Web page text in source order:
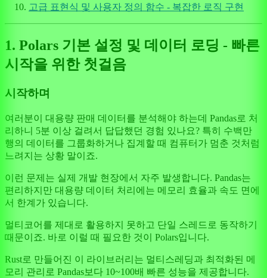
고급 표현식 및 사용자 정의 함수 - 복잡한 로직 구현
1. Polars 기본 설정 및 데이터 로딩 - 빠른
시작을 위한 첫걸음
시작하며
여러분이 대용량 판매 데이터를 분석해야 하는데 Pandas로 처
리하니 5분 이상 걸려서 답답했던 경험 있나요? 특히 수백만
행의 데이터를 그룹화하거나 집계할 때 컴퓨터가 멈춘 것처럼
느려지는 상황 말이죠.
이런 문제는 실제 개발 현장에서 자주 발생합니다. Pandas는
편리하지만 대용량 데이터 처리에는 메모리 효율과 속도 면에
서 한계가 있습니다.
멀티코어를 제대로 활용하지 못하고 단일 스레드로 동작하기
때문이죠. 바로 이럴 때 필요한 것이 Polars입니다.
Rust로 만들어진 이 라이브러리는 멀티스레딩과 최적화된 메
모리 관리로 Pandas보다 10~100배 빠른 성능을 제공합니다.